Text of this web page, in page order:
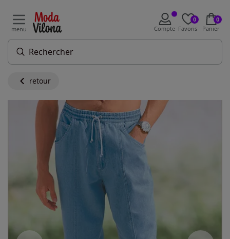
menu Compte
0
Favoris
0
Panier
retour